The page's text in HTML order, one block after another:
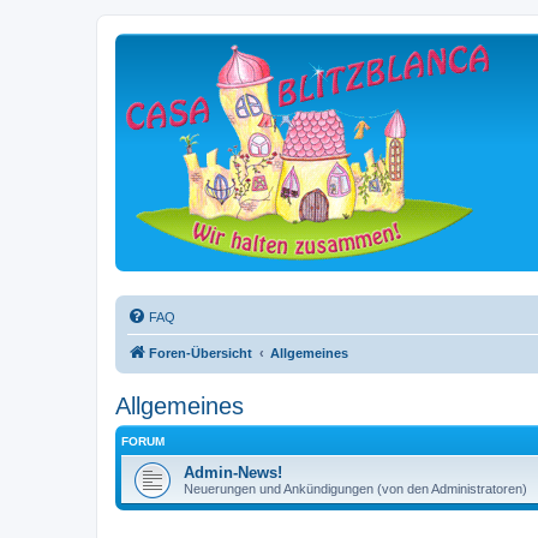
FAQ
Foren-Übersicht Allgemeines
Allgemeines
FORUM
Admin-News!
Neuerungen und Ankündigungen (von den Administratoren)